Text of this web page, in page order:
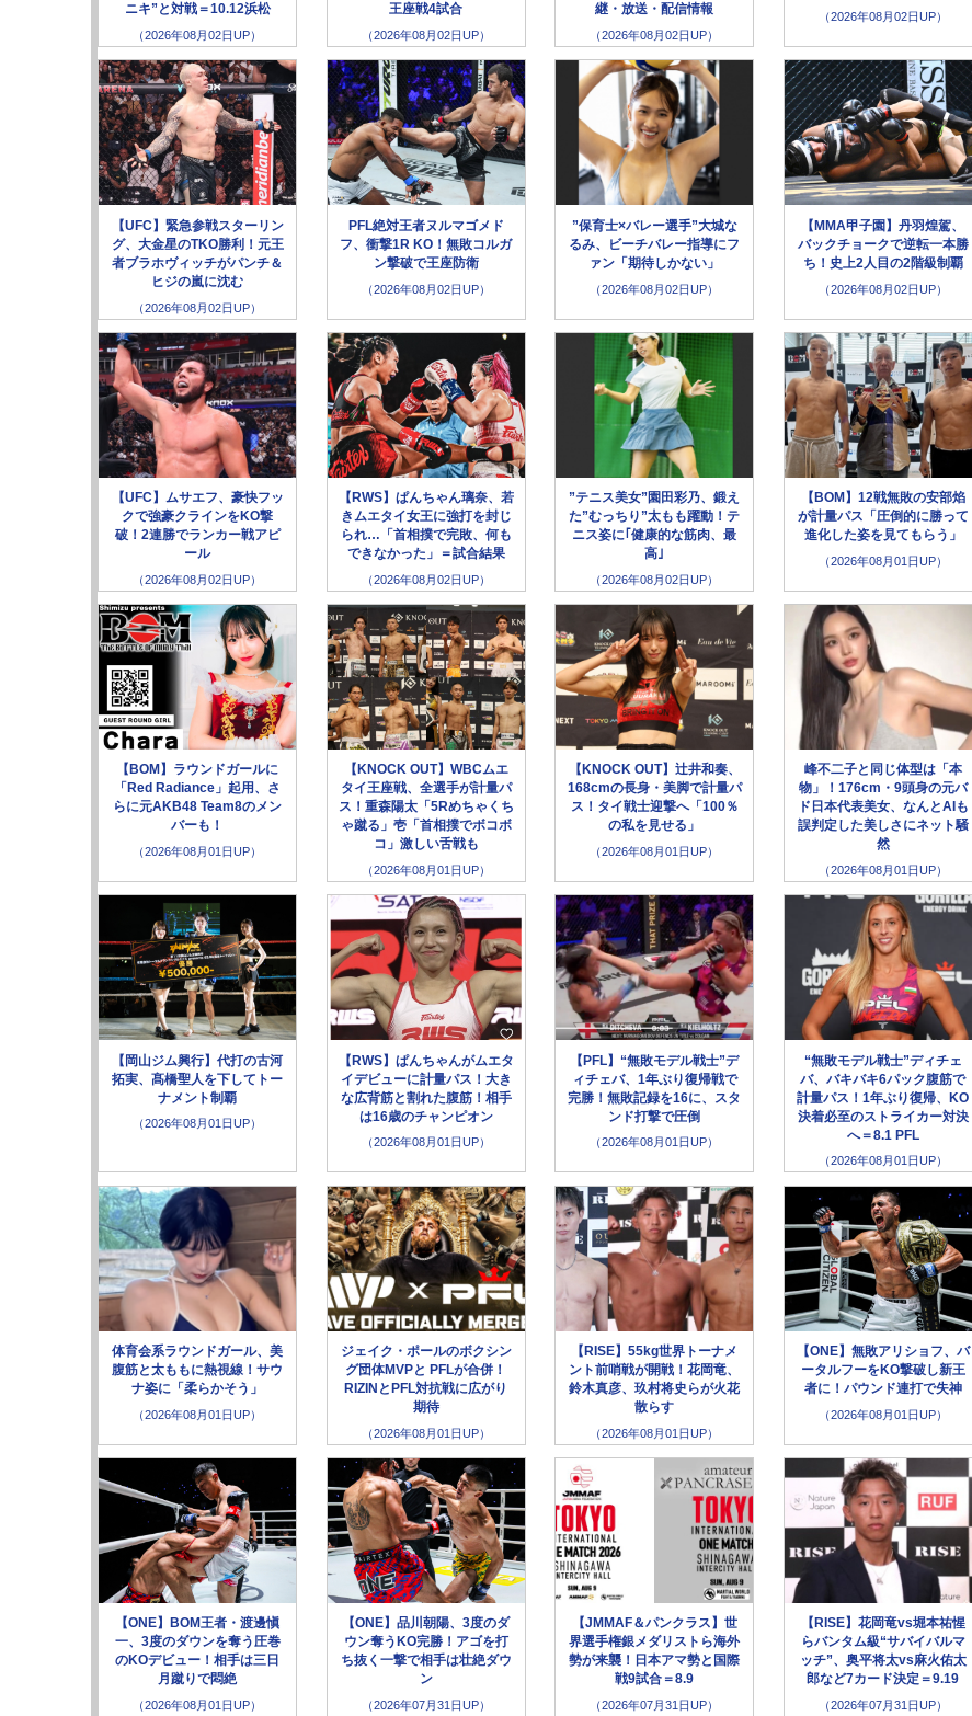
ニキ”と対戦＝10.12浜松
（2026年08月02日UP）
王座戦4試合
（2026年08月02日UP）
継・放送・配信情報
（2026年08月02日UP）
（2026年08月02日UP）
【UFC】緊急参戦スターリン
グ、大金星のTKO勝利！元王
者ブラホヴィッチがパンチ＆
ヒジの嵐に沈む
（2026年08月02日UP）
PFL絶対王者ヌルマゴメド
フ、衝撃1R KO！無敗コルガ
ン撃破で王座防衛
（2026年08月02日UP）
”保育士×バレー選手”大城な
るみ、ビーチバレー指導にフ
ァン「期待しかない」
（2026年08月02日UP）
【MMA甲子園】丹羽煌駕、
バックチョークで逆転一本勝
ち！史上2人目の2階級制覇
（2026年08月02日UP）
【UFC】ムサエフ、豪快フッ
クで強豪クラインをKO撃
破！2連勝でランカー戦アピ
ール
（2026年08月02日UP）
【RWS】ぱんちゃん璃奈、若
きムエタイ女王に強打を封じ
られ…「首相撲で完敗、何も
できなかった」＝試合結果
（2026年08月02日UP）
”テニス美女”園田彩乃、鍛え
た”むっちり”太もも躍動！テ
ニス姿に｢健康的な筋肉、最
高｣
（2026年08月02日UP）
【BOM】12戦無敗の安部焰
が計量パス「圧倒的に勝って
進化した姿を見てもらう」
（2026年08月01日UP）
【BOM】ラウンドガールに
「Red Radiance」起用、さ
らに元AKB48 Team8のメン
バーも！
（2026年08月01日UP）
【KNOCK OUT】WBCムエ
タイ王座戦、全選手が計量パ
ス！重森陽太「5Rめちゃくち
ゃ蹴る」壱「首相撲でボコボ
コ」激しい舌戦も
（2026年08月01日UP）
【KNOCK OUT】辻井和奏、
168cmの長身・美脚で計量パ
ス！タイ戦士迎撃へ「100％
の私を見せる」
（2026年08月01日UP）
峰不二子と同じ体型は「本
物」！176cm・9頭身の元バ
ド日本代表美女、なんとAIも
誤判定した美しさにネット騒
然
（2026年08月01日UP）
【岡山ジム興行】代打の古河
拓実、髙橋聖人を下してトー
ナメント制覇
（2026年08月01日UP）
【RWS】ぱんちゃんがムエタ
イデビューに計量パス！大き
な広背筋と割れた腹筋！相手
は16歳のチャンピオン
（2026年08月01日UP）
【PFL】“無敗モデル戦士”デ
ィチェバ、1年ぶり復帰戦で
完勝！無敗記録を16に、スタ
ンド打撃で圧倒
（2026年08月01日UP）
“無敗モデル戦士”ディチェ
バ、バキバキ6パック腹筋で
計量パス！1年ぶり復帰、KO
決着必至のストライカー対決
へ＝8.1 PFL
（2026年08月01日UP）
体育会系ラウンドガール、美
腹筋と太ももに熱視線！サウ
ナ姿に「柔らかそう」
（2026年08月01日UP）
ジェイク・ポールのボクシン
グ団体MVPと PFLが合併！
RIZINとPFL対抗戦に広がり
期待
（2026年08月01日UP）
【RISE】55kg世界トーナメ
ント前哨戦が開戦！花岡竜、
鈴木真彦、玖村将史らが火花
散らす
（2026年08月01日UP）
【ONE】無敗アリショフ、バ
ータルフーをKO撃破し新王
者に！パウンド連打で失神
（2026年08月01日UP）
【ONE】BOM王者・渡邊愼
一、3度のダウンを奪う圧巻
のKOデビュー！相手は三日
月蹴りで悶絶
（2026年08月01日UP）
【ONE】品川朝陽、3度のダ
ウン奪うKO完勝！アゴを打
ち抜く一撃で相手は壮絶ダウ
ン
（2026年07月31日UP）
【JMMAF＆パンクラス】世
界選手権銀メダリストら海外
勢が来襲！日本アマ勢と国際
戦9試合＝8.9
（2026年07月31日UP）
【RISE】花岡竜vs堀本祐惺
らバンタム級“サバイバルマ
ッチ”、奥平将太vs麻火佑太
郎など7カード決定＝9.19
（2026年07月31日UP）